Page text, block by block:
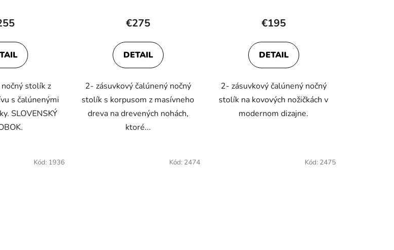
stolík z
s čalúnenými
SLOVENSKÝ
hodnotenie
je
5,0
5
hviezdičiek.
€275
DETAIL
2- zásuvkový čalúnený nočný
stolík s korpusom z masívneho
dreva na drevených nohách,
ktoré...
hodnotenie
je
5,0
5
hviezdičiek.
€195
DETAIL
2- zásuvkový čalúnený nočný
stolík na kovových nožičkách v
modernom dizajne.
Kód: 1936 Kód: 2474 Kód: 2475